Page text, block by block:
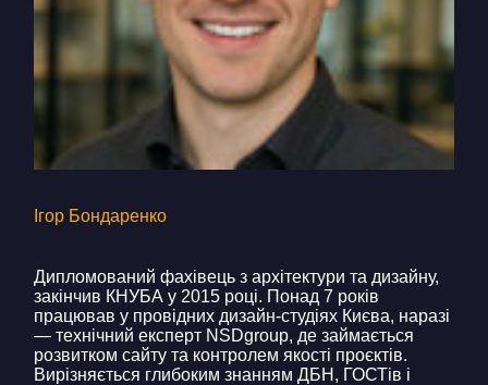
Ігор Бондаренко
Дипломований фахівець з архітектури та дизайну,
закінчив КНУБА у 2015 році. Понад 7 років
працював у провідних дизайн-студіях Києва, наразі
— технічний експерт NSDgroup, де займається
розвитком сайту та контролем якості проєктів.
Вирізняється глибоким знанням ДБН, ГОСТів і